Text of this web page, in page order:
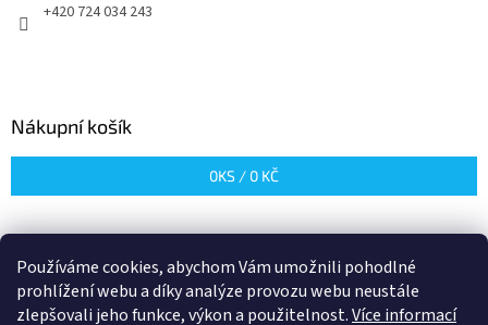
Používáme cookies, abychom Vám umožnili pohodlné
prohlížení webu a díky analýze provozu webu neustále
zlepšovali jeho funkce, výkon a použitelnost.Více informací
+420 724 034 243
Nákupní košík
0KS / 0 KČ